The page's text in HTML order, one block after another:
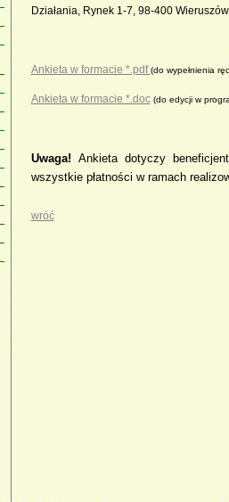
Dzia­ła­nia, Ry­nek 1-7, 98-400
An­kie­ta w for­ma­cie *.pdf(do wy­peł­nie­nia
An­kie­ta w for­ma­cie *.doc (do edy­cji w
Uwa­ga!An­kie­ta do­ty­czy
wszyst­kie płat­no­ści w ra­mach
wróć